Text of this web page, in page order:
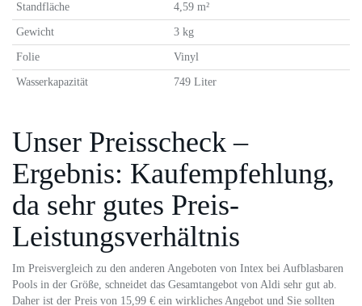
Standfläche 4,59 m²
Gewicht 3 kg
Folie Vinyl
Wasserkapazität 749 Liter
Unser Preisscheck –
Ergebnis: Kaufempfehlung,
da sehr gutes Preis-
Leistungsverhältnis
Im Preisvergleich zu den anderen Angeboten von Intex bei Aufblasbaren
Pools in der Größe, schneidet das Gesamtangebot von Aldi sehr gut ab.
Daher ist der Preis von 15,99 € ein wirkliches Angebot und Sie sollten